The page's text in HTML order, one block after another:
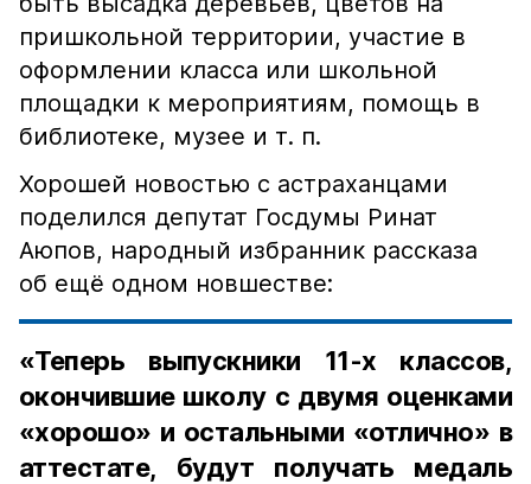
пришкольной территории, участие в
оформлении класса или школьной
площадки к мероприятиям, помощь в
библиотеке, музее и т. п.
Хорошей новостью с астраханцами
поделился депутат Госдумы Ринат
Аюпов, народный избранник рассказа
об ещё одном новшестве:
«Теперь выпускники 11-х классов,
окончившие школу с двумя оценками
«хорошо» и остальными «отлично» в
аттестате, будут получать медаль